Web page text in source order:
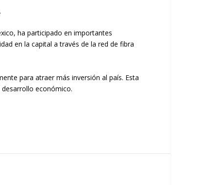
ha participado en importantes
en la capital a través de la red de fibra
para atraer más inversión al país. Esta
económico.